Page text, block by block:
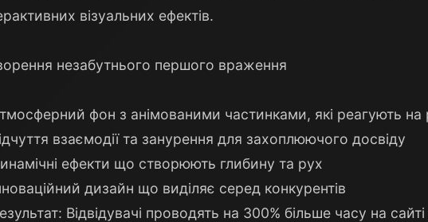
візуальних ефектів.
незабутнього першого враження
фон з анімованими частинками, які реагують на
взаємодії та занурення для захоплюючого досвіду
ефекти що створюють глибину та рух
дизайн що виділяє серед конкурентів
Відвідувачі проводять на 300% більше часу на